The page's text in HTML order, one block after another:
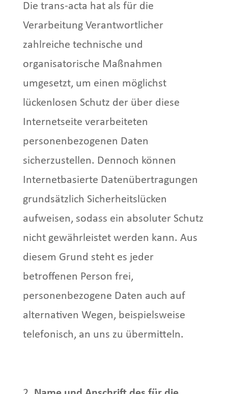
Die trans-acta hat als für die
Verarbeitung Verantwortlicher
zahlreiche technische und
organisatorische Maßnahmen
umgesetzt, um einen möglichst
lückenlosen Schutz der über diese
Internetseite verarbeiteten
personenbezogenen Daten
sicherzustellen. Dennoch können
Internetbasierte Datenübertragungen
grundsätzlich Sicherheitslücken
aufweisen, sodass ein absoluter Schutz
nicht gewährleistet werden kann. Aus
diesem Grund steht es jeder
betroffenen Person frei,
personenbezogene Daten auch auf
alternativen Wegen, beispielsweise
telefonisch, an uns zu übermitteln.